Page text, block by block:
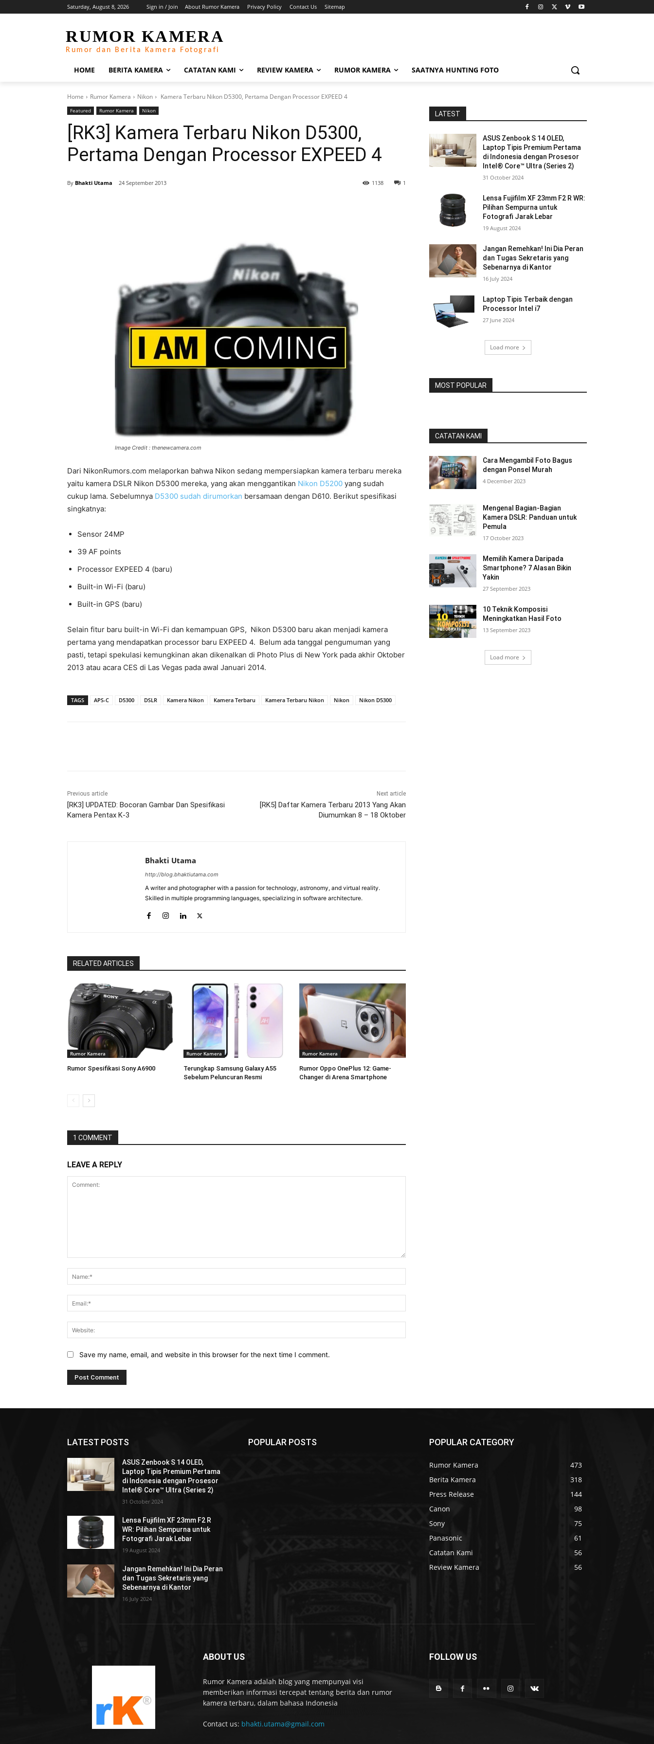
Saturday, August 8, 2026 Sign in / Join About Rumor Kamera Privacy Policy Contact Us Sitemap
RUMOR KAMERA
Rumor dan Berita Kamera Fotografi
HOME BERITA KAMERA CATATAN KAMI REVIEW KAMERA RUMOR KAMERA SAATNYA HUNTING FOTO
Home Rumor Kamera Nikon Kamera Terbaru Nikon D5300, Pertama Dengan Processor EXPEED 4
Featured Rumor Kamera Nikon
[RK3] Kamera Terbaru Nikon D5300,
Pertama Dengan Processor EXPEED 4
By Bhakti Utama 24 September 2013 1
1138
Image Credit : thenewcamera.com
Dari NikonRumors.com melaporkan bahwa Nikon sedang mempersiapkan kamera terbaru mereka
yaitu kamera DSLR Nikon D5300 mereka, yang akan menggantikan Nikon D5200 yang sudah
cukup lama. Sebelumnya D5300 sudah dirumorkan bersamaan dengan D610. Berikut spesifikasi
singkatnya:
Sensor 24MP
39 AF points
Processor EXPEED 4 (baru)
Built-in Wi-Fi (baru)
Built-in GPS (baru)
Selain fitur baru built-in Wi-Fi dan kemampuan GPS, Nikon D5300 baru akan menjadi kamera
pertama yang mendapatkan processor baru EXPEED 4. Belum ada tanggal pengumuman yang
pasti, tetapi spekulasi kemungkinan akan dikenalkan di Photo Plus di New York pada akhir Oktober
2013 atau acara CES di Las Vegas pada awal Januari 2014.
TAGS APS-C D5300 DSLR Kamera Nikon Kamera Terbaru Kamera Terbaru Nikon Nikon Nikon D5300
Previous article
[RK3] UPDATED: Bocoran Gambar Dan Spesifikasi
Kamera Pentax K-3
Next article
[RK5] Daftar Kamera Terbaru 2013 Yang Akan
Diumumkan 8 – 18 Oktober
Bhakti Utama
http://blog.bhaktiutama.com
A writer and photographer with a passion for technology, astronomy, and virtual reality.
Skilled in multiple programming languages, specializing in software architecture.
RELATED ARTICLES
Rumor Kamera
Rumor Spesifikasi Sony A6900
Rumor Kamera
Terungkap Samsung Galaxy A55
Sebelum Peluncuran Resmi
Rumor Kamera
Rumor Oppo OnePlus 12: Game-
Changer di Arena Smartphone
1 COMMENT
LEAVE A REPLY
Save my name, email, and website in this browser for the next time I comment.
LATEST
ASUS Zenbook S 14 OLED,
Laptop Tipis Premium Pertama
di Indonesia dengan Prosesor
Intel® Core™ Ultra (Series 2)
31 October 2024
Lensa Fujifilm XF 23mm F2 R WR:
Pilihan Sempurna untuk
Fotografi Jarak Lebar
19 August 2024
Jangan Remehkan! Ini Dia Peran
dan Tugas Sekretaris yang
Sebenarnya di Kantor
16 July 2024
Laptop Tipis Terbaik dengan
Processor Intel i7
27 June 2024
Load more
MOST POPULAR
CATATAN KAMI
Cara Mengambil Foto Bagus
dengan Ponsel Murah
4 December 2023
Mengenal Bagian-Bagian
Kamera DSLR: Panduan untuk
Pemula
17 October 2023
Memilih Kamera Daripada
Smartphone? 7 Alasan Bikin
Yakin
27 September 2023
10 Teknik Komposisi
Meningkatkan Hasil Foto
13 September 2023
Load more
LATEST POSTS
ASUS Zenbook S 14 OLED,
Laptop Tipis Premium Pertama
di Indonesia dengan Prosesor
Intel® Core™ Ultra (Series 2)
31 October 2024
Lensa Fujifilm XF 23mm F2 R
WR: Pilihan Sempurna untuk
Fotografi Jarak Lebar
19 August 2024
Jangan Remehkan! Ini Dia Peran
dan Tugas Sekretaris yang
Sebenarnya di Kantor
16 July 2024
POPULAR POSTS POPULAR CATEGORY
Rumor Kamera
473
Berita Kamera
318
Press Release
144
Canon
98
Sony
75
Panasonic
61
Catatan Kami
56
Review Kamera
56
ABOUT US
Rumor Kamera adalah blog yang mempunyai visi
memberikan informasi tercepat tentang berita dan rumor
kamera terbaru, dalam bahasa Indonesia
Contact us: bhakti.utama@gmail.com
FOLLOW US